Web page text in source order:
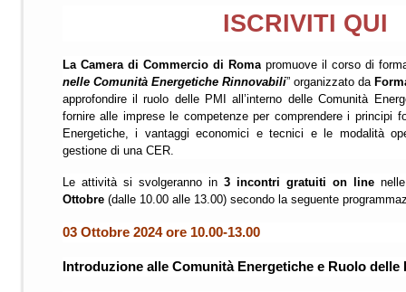
ISCRIVITI QUI
La Camera di Commercio di Roma promuove il corso di
nelle Comunità Energetiche Rinnovabili” organizzato da
approfondire il ruolo delle PMI all’interno delle Comunità
fornire alle imprese le competenze per comprendere i principi
Energetiche, i vantaggi economici e tecnici e le modalità
gestione di una CER.
Le attività si svolgeranno in 3 incontri gratuiti on line
Ottobre(dalle 10.00 alle 13.00) secondo la seguente
03 Ottobre 2024 ore 10.00-13.00
Introduzione alle Comunità Energetiche e Ruolo delle